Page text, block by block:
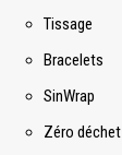
Tissage
Bracelets
SinWrap
Zéro déchet